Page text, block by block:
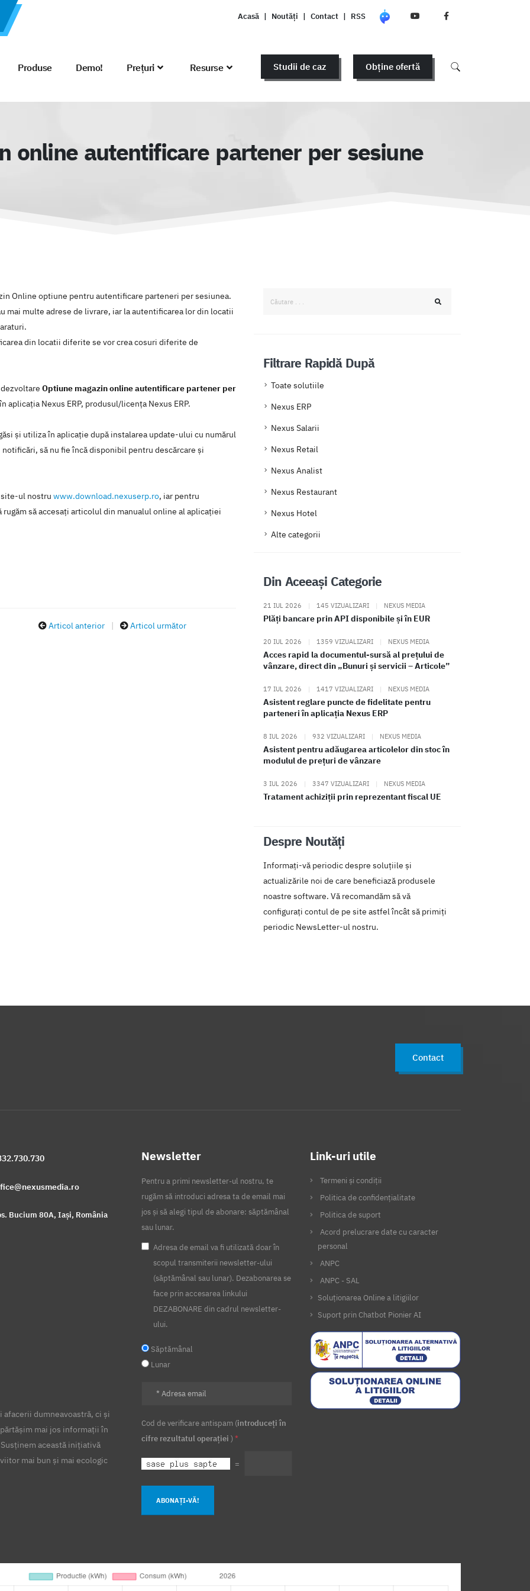
Acasă | Noutăți | Contact | RSS
Produse Demo! Prețuri Resurse Studii de caz Obține ofertă
online autentificare partener per sesiune
Online optiune pentru autentificare parteneri per sesiunea.
mai multe adrese de livrare, iar la autentificarea lor din locatii
din locatii diferite se vor crea cosuri diferite de
Optiune magazin online autentificare partener per
Nexus ERP, produsul/licenţa Nexus ERP.
şi utiliza în aplicaţie după instalarea update-ului cu numărul
să nu fie încă disponibil pentru descărcare şi
site-ul nostru www.download.nexuserp.ro, iar pentru
să accesaţi articolul din manualul online al aplicaţiei
Articol anterior | Articol următor
Filtrare Rapidă După
Toate solutiile
Nexus ERP
Nexus Salarii
Nexus Retail
Nexus Analist
Nexus Restaurant
Nexus Hotel
Alte categorii
Din Aceeași Categorie
21 IUL 2026 | 145 VIZUALIZARI | NEXUS MEDIA
Plăți bancare prin API disponibile și în EUR
20 IUL 2026 | 1359 VIZUALIZARI | NEXUS MEDIA
Acces rapid la documentul-sursă al prețului de
vânzare, direct din „Bunuri și servicii – Articole”
17 IUL 2026 | 1417 VIZUALIZARI | NEXUS MEDIA
Asistent reglare puncte de fidelitate pentru
parteneri în aplicația Nexus ERP
8 IUL 2026 | 932 VIZUALIZARI | NEXUS MEDIA
Asistent pentru adăugarea articolelor din stoc în
modulul de prețuri de vânzare
3 IUL 2026 | 3347 VIZUALIZARI | NEXUS MEDIA
Tratament achiziții prin reprezentant fiscal UE
Despre Noutăți
Informați-vă periodic despre soluțiile și
actualizările noi de care beneficiază produsele
noastre software. Vă recomandăm să vă
configurați contul de pe site astfel încât să primiți
periodic NewsLetter-ul nostru.
Contact
Bucium 80A, Iași, România
Newsletter
Pentru a primi newsletter-ul nostru, te
rugăm să introduci adresa ta de email mai
jos și să alegi tipul de abonare: săptămânal
sau lunar.
Adresa de email va fi utilizată doar în
scopul transmiterii newsletter-ului
(săptămânal sau lunar). Dezabonarea se
face prin accesarea linkului
DEZABONARE din cadrul newsletter-
ului.
Săptămânal
Lunar
Cod de verificare antispam (introduceți în
cifre rezultatul operației ) *
=
ABONAȚI-VĂ!
Link-uri utile
Termeni și condiții
Politica de confidențialitate
Politica de suport
Acord prelucrare date cu caracter
personal
ANPC
ANPC - SAL
Soluționarea Online a litigiilor
Suport prin Chatbot Pionier AI
afacerii dumneavoastră, ci și
mai jos informații în
această inițiativă
mai bun și mai ecologic